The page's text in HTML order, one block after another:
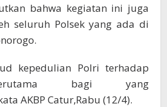
bahwa kegiatan ini juga
seluruh Polsek yang ada di
kepedulian Polri terhadap
bagi yang
AKBP Catur,Rabu (12/4).